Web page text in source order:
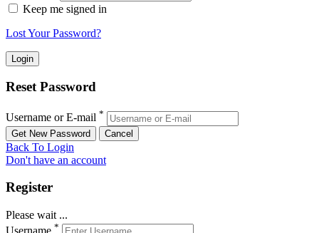
Keep me signed in
Lost Your Password?
Reset Password
Username or E-mail *
Back To Login
Don't have an account
Register
Please wait ...
*